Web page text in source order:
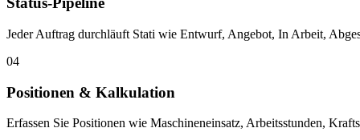
Jeder Auftrag durchläuft Stati wie Entwurf, Angebot, In Arbeit,
04
Positionen & Kalkulation
Erfassen Sie Positionen wie Maschineneinsatz, Arbeitsstunden,